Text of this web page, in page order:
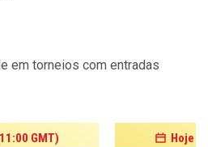
em torneios com entradas
GMT) Hoje